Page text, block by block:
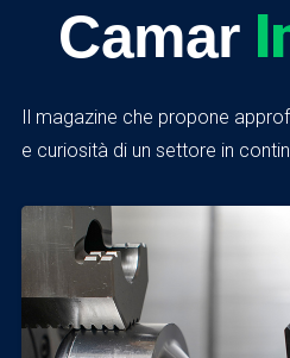
Camar
Il magazine che propone
e curiosità di un settore in